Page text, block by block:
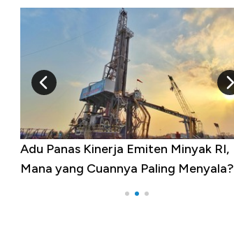
Adu Panas Kinerja Emiten Minyak RI,
Mana yang Cuannya Paling Menyala?